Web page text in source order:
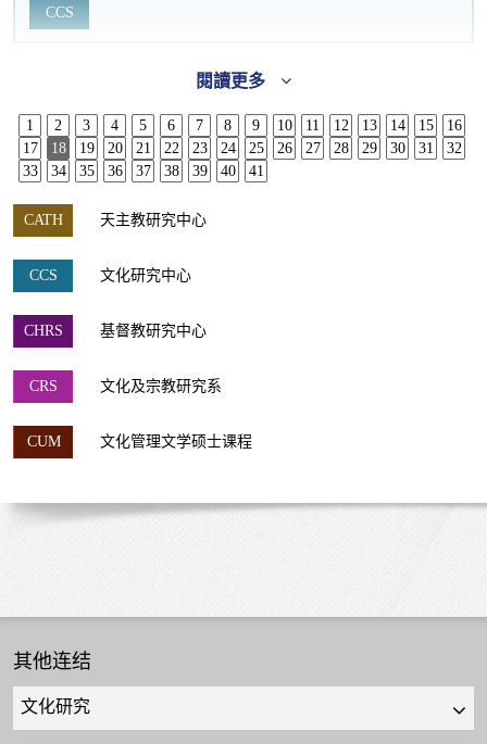
CCS
閱讀更多
1 2 3 4 5 6 7 8 9 10 11 12 13 14 15
16
17
18 19 20 21 22 23 24 25 26 27 28 29 30 31
32
33
34 35 36 37 38 39 40 41
CATH 天主教研究中心
CCS 文化研究中心
CHRS 基督教研究中心
CRS 文化及宗教研究系
CUM 文化管理文学硕士课程
其他连结
Quick
links
select